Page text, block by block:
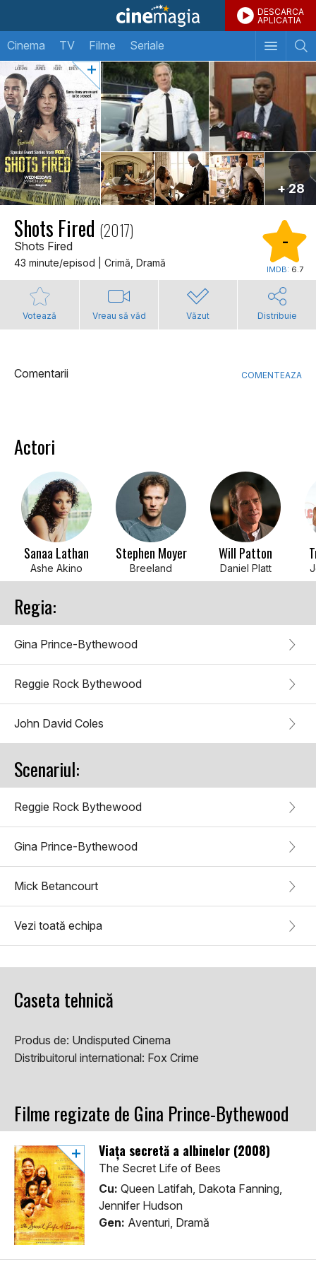
DESCARCA
APLICATIA
Cinema TV Filme Seriale
+ 28
Shots Fired (2017)
Shots Fired
43 minute/episod | Crimă, Dramă
-
IMDB: 6.7
Votează Vreau să văd Văzut Distribuie
Comentarii COMENTEAZA
Actori
Sanaa Lathan
Ashe Akino
Stephen Moyer
Breeland
Will Patton
Daniel Platt
Regia:
Gina Prince-Bythewood
Reggie Rock Bythewood
John David Coles
Scenariul:
Reggie Rock Bythewood
Gina Prince-Bythewood
Mick Betancourt
Vezi toată echipa
Caseta tehnică
Produs de: Undisputed Cinema
Distribuitorul international: Fox Crime
Filme regizate de Gina Prince-Bythewood
Viața secretă a albinelor (2008)
The Secret Life of Bees
Cu: Queen Latifah, Dakota Fanning,
Jennifer Hudson
Gen: Aventuri, Dramă